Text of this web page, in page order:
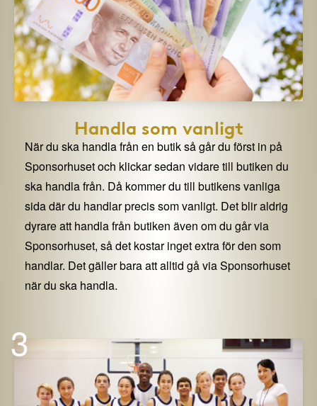
Handla som vanligt
När du ska handla från en butik så går du först in på
Sponsorhuset och klickar sedan vidare till butiken du
ska handla från. Då kommer du till butikens vanliga
sida där du handlar precis som vanligt. Det blir aldrig
dyrare att handla från butiken även om du går via
Sponsorhuset, så det kostar inget extra för den som
handlar. Det gäller bara att alltid gå via Sponsorhuset
när du ska handla.
3